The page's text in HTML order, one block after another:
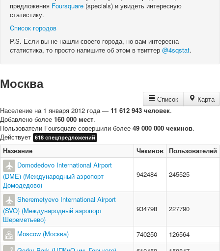
предложения Foursquare (specials) и увидеть интересную
статистику.
Cписок городов
P.S. Если вы не нашли своего города, но вам интересна
статистика, то просто напишите об этом в твиттер @4sqstat.
Москва
Список
Карта
Население на 1 января 2012 года — 11 612 943 человек.
Добавлено более 160 000 мест.
Пользователи Foursquare совершили более 49 000 000 чекинов.
Действует 618 спецпредложений
Название Чекинов Пользователей
Domodedovo International Airport
(DME) (Международный аэропорт
Домодедово)
942484 245525
Sheremetyevo International Airport
(SVO) (Международный аэропорт
Шереметьево)
934798 227790
Moscow (Москва) 740250
126564